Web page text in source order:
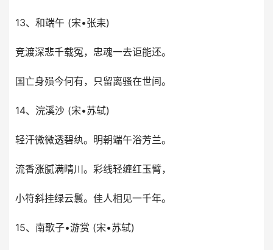
13、和端午 (宋•张耒)
竞渡深悲千载冤，忠魂一去讵能还。
国亡身殒今何有，只留离骚在世间。
14、浣溪沙 (宋•苏轼)
轻汗微微透碧纨。明朝端午浴芳兰。
流香涨腻满晴川。彩线轻缠红玉臂，
小符斜挂绿云鬟。佳人相见一千年。
15、南歌子•游赏 (宋•苏轼)